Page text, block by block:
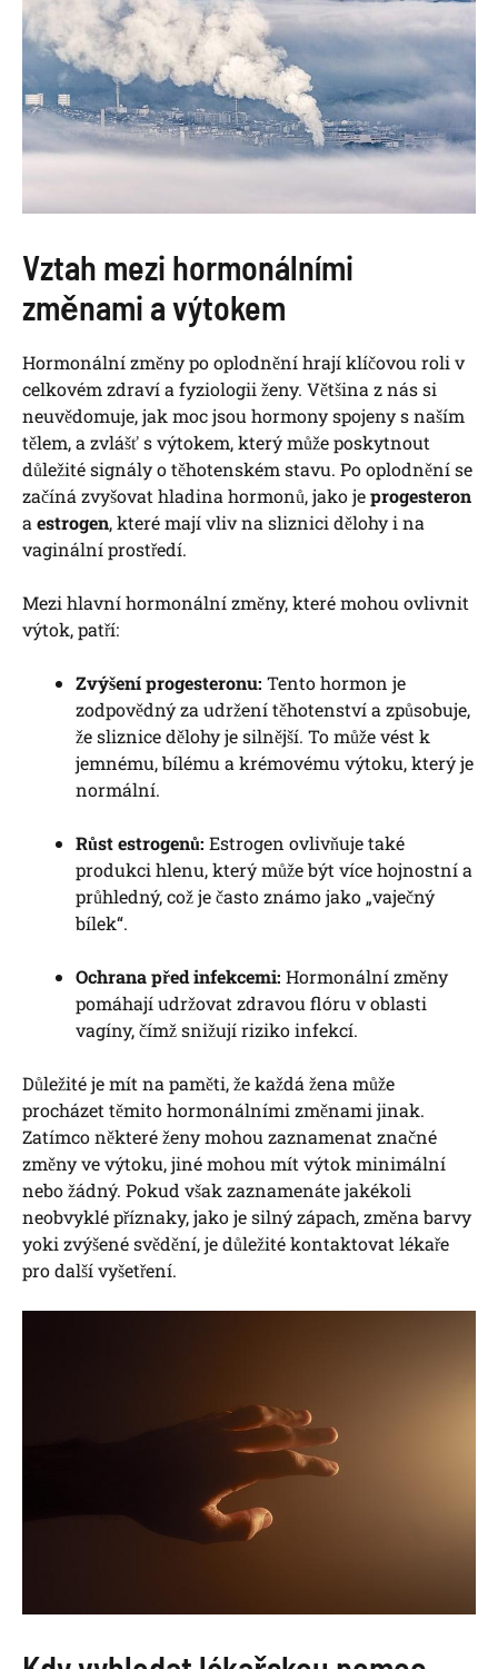
Vztah mezi hormonálními
změnami a výtokem
Hormonální změny po oplodnění hrají klíčovou roli v
celkovém zdraví a fyziologii ženy. Většina z nás si
neuvědomuje, jak moc jsou hormony spojeny s naším
tělem, a zvlášť s výtokem, který může poskytnout
důležité signály o těhotenském stavu. Po oplodnění se
začíná zvyšovat hladina hormonů, jako jeprogesteron
aestrogen, které mají vliv na sliznici dělohy i na
vaginální prostředí.
Mezi hlavní hormonální změny, které mohou ovlivnit
výtok, patří:
Zvýšení progesteronu: Tento hormon je
zodpovědný za udržení těhotenství a způsobuje,
že sliznice dělohy je silnější. To může vést k
jemnému, bílému a krémovému výtoku, který je
normální.
Růst estrogenů: Estrogen ovlivňuje také
produkci hlenu, který může být více hojnostní a
průhledný, což je často známo jako „vaječný
bílek“.
Ochrana před infekcemi: Hormonální změny
pomáhají udržovat zdravou flóru v oblasti
vagíny, čímž snižují riziko infekcí.
Důležité je mít na paměti, že každá žena může
procházet těmito hormonálními změnami jinak.
Zatímco některé ženy mohou zaznamenat značné
změny ve výtoku, jiné mohou mít výtok minimální
nebo žádný. Pokud však zaznamenáte jakékoli
neobvyklé příznaky, jako je silný zápach, změna barvy
yoki zvýšené svědění, je důležité kontaktovat lékaře
pro další vyšetření.